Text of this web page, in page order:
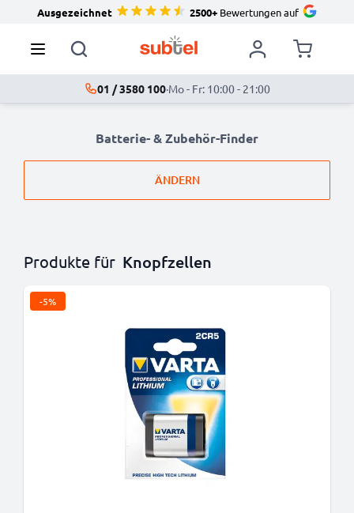
Ausgezeichnet 2500+Bewertungen auf
01 / 3580 100·Mo - Fr: 10:00 - 21:00
Batterie- & Zubehör-Finder
ÄNDERN
Produkte für Knopfzellen
-5%